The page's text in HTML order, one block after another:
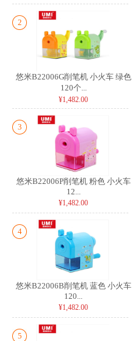
2
悠米B22006G削笔机 小火车 绿色
120个...
¥1,482.00
3
悠米B22006P削笔机 粉色 小火车
12...
¥1,482.00
4
悠米B22006B削笔机 蓝色 小火车
120...
¥1,482.00
5